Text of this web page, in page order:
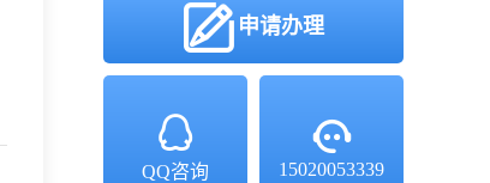
申请办理
QQ咨询 15020053339